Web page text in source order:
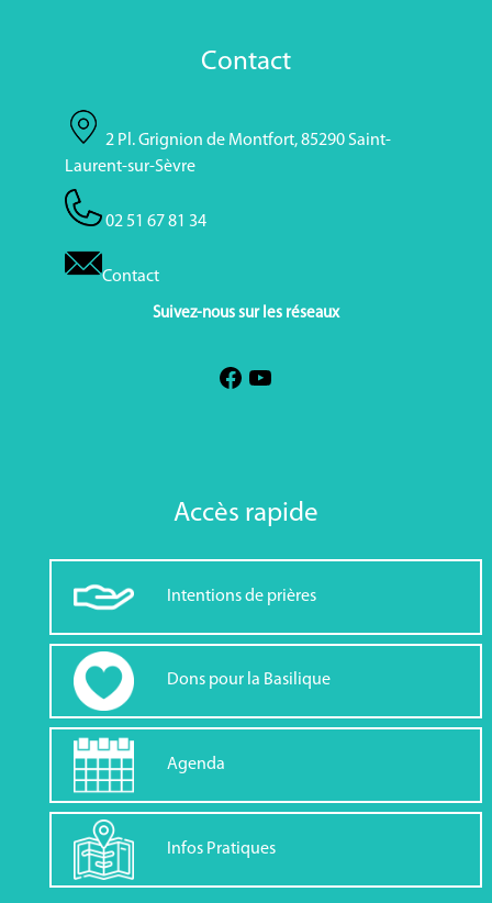
Contact
2 Pl. Grignion de Montfort, 85290 Saint-
Laurent-sur-Sèvre
02 51 67 81 34
Contact
Suivez-nous sur les réseaux
Accès rapide
Intentions de prières
Dons pour la Basilique
Agenda
Infos Pratiques